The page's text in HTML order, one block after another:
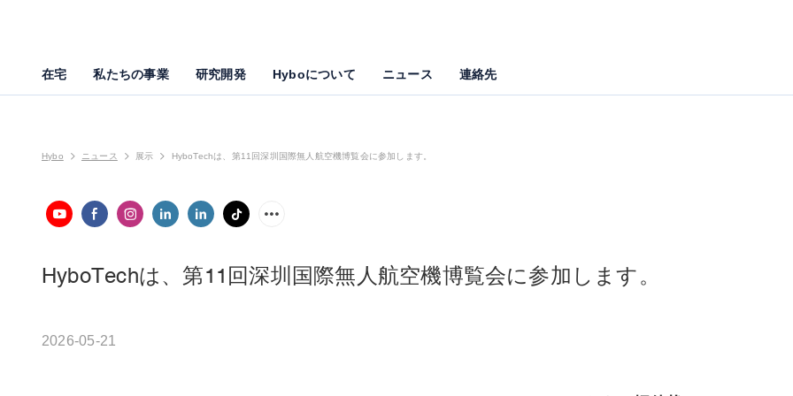
在宅 私たちの事業 研究開発 Hyboについて ニュース 連絡先
Hybo ニュース 展示 HyboTechは、第11回深圳国際無人航空機博覧会に参加します。
HyboTechは、第11回深圳国際無人航空機博覧会に参加します。
2026-05-21